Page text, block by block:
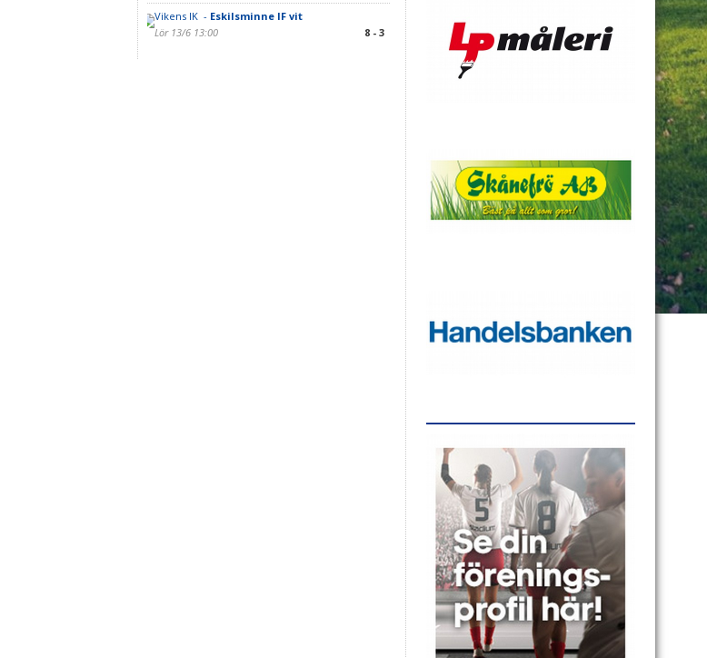
Vikens IK - Eskilsminne IF vit
Lör 13/6 13:00
8 - 3